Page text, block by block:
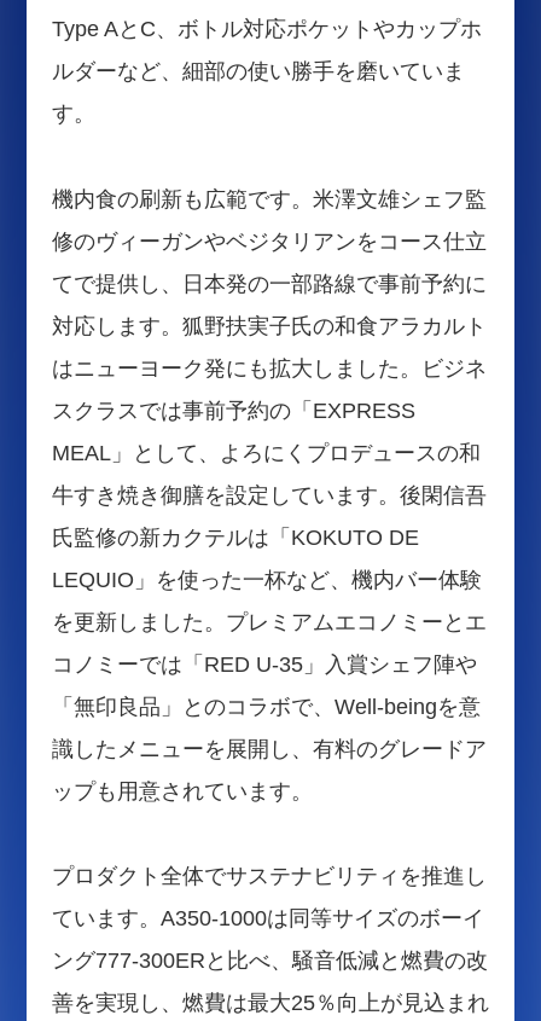
Type AとC、ボトル対応ポケットやカップホ
ルダーなど、細部の使い勝手を磨いていま
す。
機内食の刷新も広範です。米澤文雄シェフ監
修のヴィーガンやベジタリアンをコース仕立
てで提供し、日本発の一部路線で事前予約に
対応します。狐野扶実子氏の和食アラカルト
はニューヨーク発にも拡大しました。ビジネ
スクラスでは事前予約の「EXPRESS
MEAL」として、よろにくプロデュースの和
牛すき焼き御膳を設定しています。後閑信吾
氏監修の新カクテルは「KOKUTO DE
LEQUIO」を使った一杯など、機内バー体験
を更新しました。プレミアムエコノミーとエ
コノミーでは「RED U-35」入賞シェフ陣や
「無印良品」とのコラボで、Well-beingを意
識したメニューを展開し、有料のグレードア
ップも用意されています。
プロダクト全体でサステナビリティを推進し
ています。A350-1000は同等サイズのボーイ
ング777-300ERと比べ、騒音低減と燃費の改
善を実現し、燃費は最大25％向上が見込まれ